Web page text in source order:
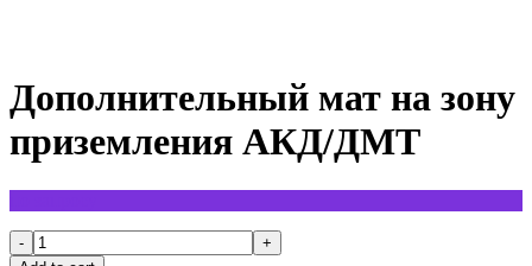
Дополнительный мат на зону
приземления АКД/ДМТ
- Дополнительный
мат
+